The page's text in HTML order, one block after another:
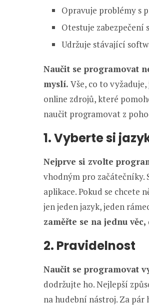
Opravuje problémy s
Otestuje zabezpečení
Udržuje stávající
Naučit se programovat
myslí. Vše, co to
online zdrojů, které
naučit programovat z
1. Vyberte si
Nejprve si zvolte
vhodným pro
aplikace. Pokud se chcete
jen jeden jazyk, jeden
zaměřte se na jednu
2. Pravidelnost
Naučit se programovat
dodržujte ho. Nejlepší
na hudební nástroj. Za